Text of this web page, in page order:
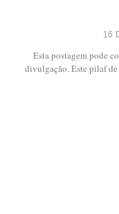
16
Esta postagem pode
divulgação. Este pilaf